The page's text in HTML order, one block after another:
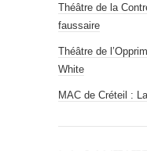
Théâtre de la
faussaire
Théâtre de
White
MAC de Créteil :